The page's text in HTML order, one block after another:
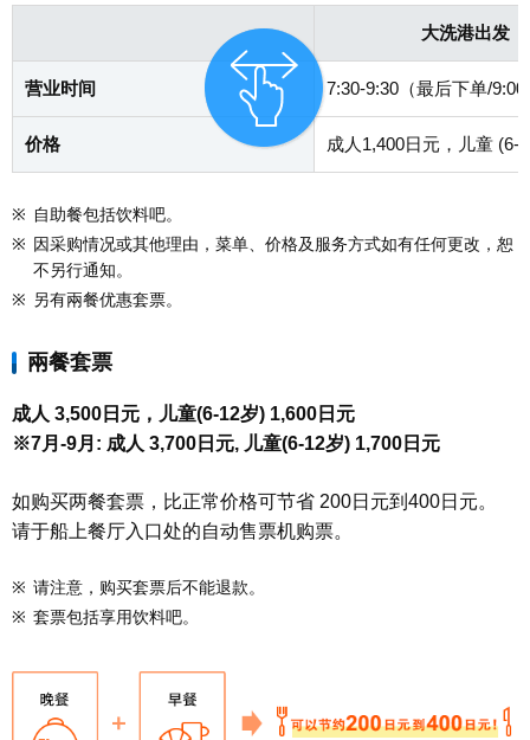
大洗港出发
营业时间 7:30-9:30（最后下单/9:00
价格 成人1,400日元，儿童 (6-
※ 自助餐包括饮料吧。
※ 因采购情况或其他理由，菜单、价格及服务方式如有任何更改，恕
不另行通知。
※ 另有兩餐优惠套票。
兩餐套票
成人 3,500日元，儿童(6-12岁) 1,600日元
※7月-9月: 成人 3,700日元, 儿童(6-12岁) 1,700日元
如购买两餐套票，比正常价格可节省 200日元到400日元。
请于船上餐厅入口处的自动售票机购票。
※ 请注意，购买套票后不能退款。
※ 套票包括享用饮料吧。